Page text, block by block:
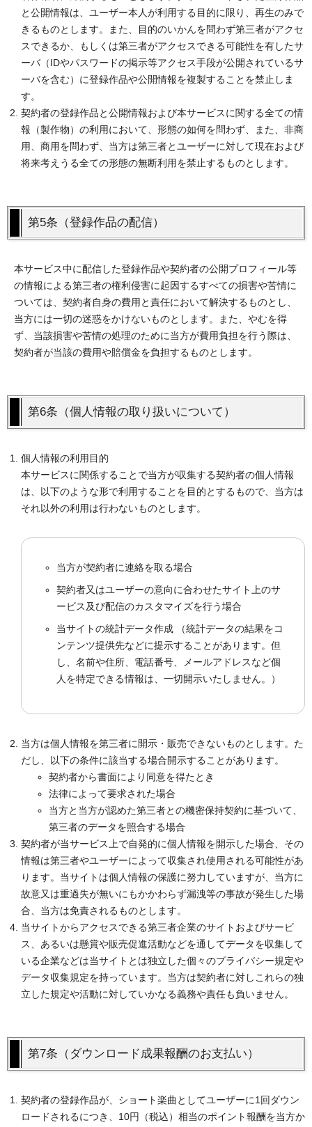
と公開情報は、ユーザー本人が利用する目的に限り、再生のみで
きるものとします。また、目的のいかんを問わず第三者がアクセ
スできるか、もしくは第三者がアクセスできる可能性を有したサ
ーバ（IDやパスワードの掲示等アクセス手段が公開されているサ
ーバを含む）に登録作品や公開情報を複製することを禁止しま
す。
契約者の登録作品と公開情報および本サービスに関する全ての情
報（製作物）の利用において、形態の如何を問わず、また、非商
用、商用を問わず、当方は第三者とユーザーに対して現在および
将来考えうる全ての形態の無断利用を禁止するものとします。
第5条（登録作品の配信）
本サービス中に配信した登録作品や契約者の公開プロフィール等
の情報による第三者の権利侵害に起因するすべての損害や苦情に
ついては、契約者自身の費用と責任において解決するものとし、
当方には一切の迷惑をかけないものとします。また、やむを得
ず、当該損害や苦情の処理のために当方が費用負担を行う際は、
契約者が当該の費用や賠償金を負担するものとします。
第6条（個人情報の取り扱いについて）
個人情報の利用目的
本サービスに関係することで当方が収集する契約者の個人情報
は、以下のような形で利用することを目的とするもので、当方は
それ以外の利用は行わないものとします。
当方が契約者に連絡を取る場合
契約者又はユーザーの意向に合わせたサイト上のサ
ービス及び配信のカスタマイズを行う場合
当サイトの統計データ作成 （統計データの結果をコ
ンテンツ提供先などに提示することがあります。但
し、名前や住所、電話番号、メールアドレスなど個
人を特定できる情報は、一切開示いたしません。）
当方は個人情報を第三者に開示・販売できないものとします。た
だし、以下の条件に該当する場合開示することがあります。
契約者から書面により同意を得たとき
法律によって要求された場合
当方と当方が認めた第三者との機密保持契約に基づいて、
第三者のデータを照合する場合
契約者が当サービス上で自発的に個人情報を開示した場合、その
情報は第三者やユーザーによって収集され使用される可能性があ
ります。当サイトは個人情報の保護に努力していますが、当方に
故意又は重過失が無いにもかかわらず漏洩等の事故が発生した場
合、当方は免責されるものとします。
当サイトからアクセスできる第三者企業のサイトおよびサービ
ス、あるいは懸賞や販売促進活動などを通してデータを収集して
いる企業などは当サイトとは独立した個々のプライバシー規定や
データ収集規定を持っています。当方は契約者に対しこれらの独
立した規定や活動に対していかなる義務や責任も負いません。
第7条（ダウンロード成果報酬のお支払い）
契約者の登録作品が、ショート楽曲としてユーザーに1回ダウン
ロードされるにつき、10円（税込）相当のポイント報酬を当方か